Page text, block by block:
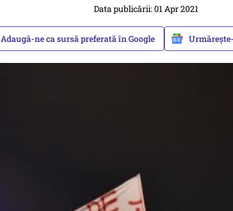
Data publicării: 01 Apr 2021
Adaugă-ne ca sursă preferată în Google